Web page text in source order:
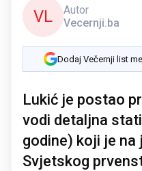
VL
Autor
Vecernji.ba
Dodaj Večernji list
Lukić je postao
vodi detaljna
godine) koji je
Svjetskog